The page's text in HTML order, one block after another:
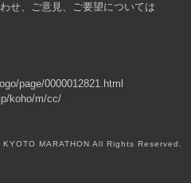
せ、ご意見、ご要望については
page/0000012821.html
koho/m/cc/
MARATHON All Rights Reserved.